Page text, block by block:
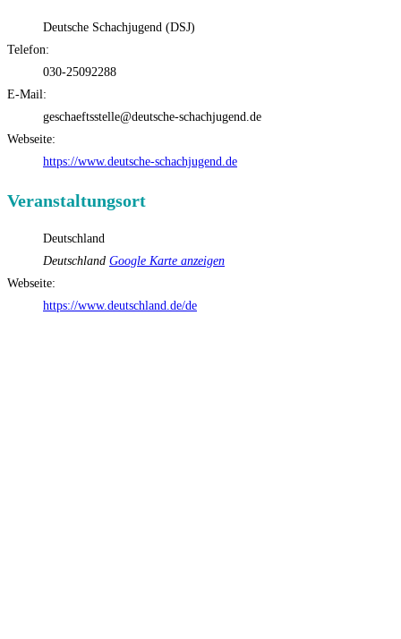
Deutsche Schachjugend (DSJ)
Telefon:
030-25092288
E-Mail:
geschaeftsstelle@deutsche-schachjugend.de
Webseite:
https://www.deutsche-schachjugend.de
Veranstaltungsort
Deutschland
Deutschland Google Karte anzeigen
Webseite:
https://www.deutschland.de/de